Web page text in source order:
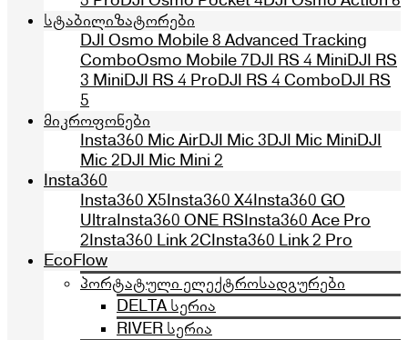
სტაბილიზატორები
DJI Osmo Mobile 8 Advanced Tracking
ComboOsmo Mobile 7DJI RS 4 MiniDJI RS
3 MiniDJI RS 4 ProDJI RS 4 ComboDJI RS
5
მიკროფონები
Insta360 Mic AirDJI Mic 3DJI Mic MiniDJI
Mic 2DJI Mic Mini 2
Insta360
Insta360 X5Insta360 X4Insta360 GO
UltraInsta360 ONE RSInsta360 Ace Pro
2Insta360 Link 2CInsta360 Link 2 Pro
EcoFlow
პორტატული ელექტროსადგურები
DELTA სერია
RIVER სერია